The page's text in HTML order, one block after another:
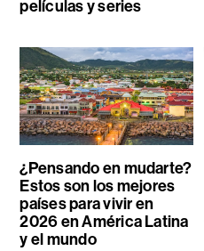
películas y series
¿Pensando en mudarte?
Estos son los mejores
países para vivir en
2026 en América Latina
y el mundo